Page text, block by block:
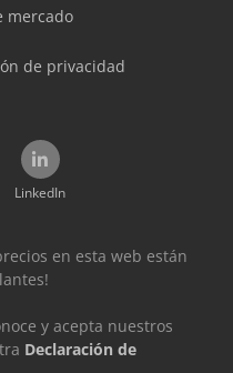
mercado
de privacidad
LinkedIn
en esta web están
y acepta nuestros
Declaración de